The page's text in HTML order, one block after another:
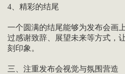
4、精彩的结尾
一个圆满的结尾能够为发布会画
过感谢致辞、展望未来等方式，
刻印象。
三、注重发布会视觉与氛围营造